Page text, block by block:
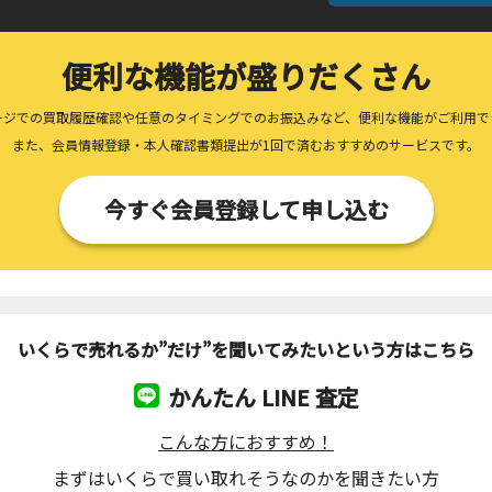
便利な機能が盛りだくさん
での買取履歴確認や任意のタイミングでのお振込みなど、便利な機能がご利用
また、会員情報登録・本人確認書類提出が1回で済むおすすめのサービスです。
今すぐ会員登録して申し込む
いくらで売れるか”だけ”を聞いてみたいという方はこちら
かんたん LINE 査定
こんな方におすすめ！
まずはいくらで買い取れそうなのかを聞きたい方